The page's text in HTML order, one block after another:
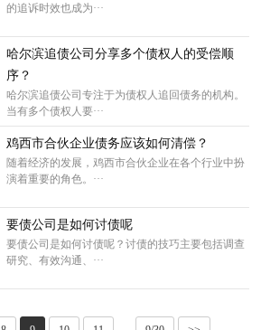
的追诉时效也成为···
哈尔滨追债公司分享多个债权人的受偿顺
序？
哈尔滨追债公司专注于为债权人追回债务的机构。
当有多个债权人要···
鸡西市合伙企业债务应该如何清偿？
随着经济的发展，鸡西市合伙企业在各个行业中扮
演着重要的角色。···
要债公司是如何讨债呢
要债公司是如何讨债呢？讨债的技巧主要包括调查
研究、有效沟通、···